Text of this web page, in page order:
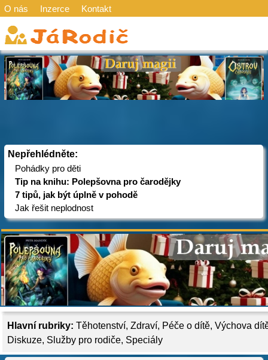
O nás Inzerce Kontakt
Nepřehlédněte:
Pohádky pro děti
Tip na knihu: Polepšovna pro čarodějky
7 tipů, jak být úplně v pohodě
Jak řešit neplodnost
Hlavní rubriky: Těhotenství, Zdraví, Péče o dítě, Výchova
Diskuze, Služby pro rodiče, Speciály